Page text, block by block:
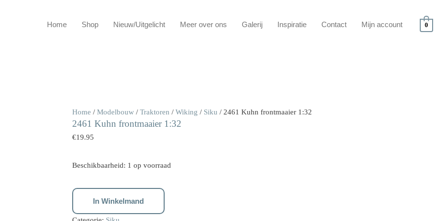
Home Shop Nieuw/Uitgelicht Meer over ons Galerij Inspiratie Contact Mijn account 0
Home / Modelbouw/ Traktoren / Wiking / Siku / 2461 Kuhn frontmaaier 1:32
2461 Kuhn frontmaaier 1:32
€19.95
Beschikbaarheid: 1 op voorraad
2461
Kuhn
frontmaaier
In Winkelmand